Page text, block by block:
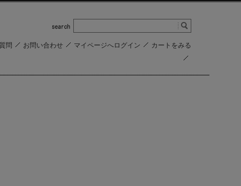
問 お問い合わせ マイページへログイン カートをみる